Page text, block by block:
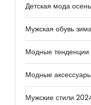
Детская мода осень
Мужская обувь
Модные тенденции
Модные аксессуары
Мужские стили